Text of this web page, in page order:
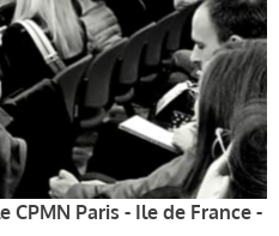
Paris - Ile de France -